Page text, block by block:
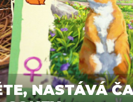
NASTÁVÁ